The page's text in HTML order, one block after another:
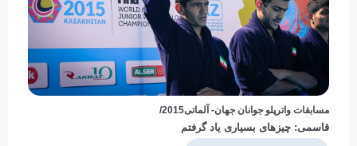
مسابقات واترپلو جوانان جهان- آلماتی2015/
قاسمی: چیزهای بسیاری یاد گرفتم